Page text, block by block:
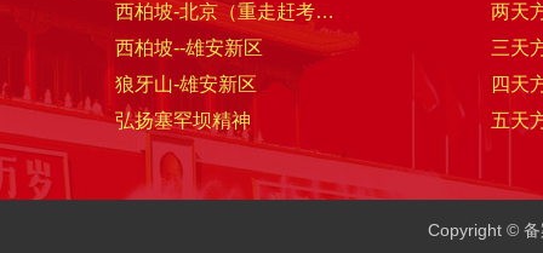
西柏坡-北京（重走赶考路）
西柏坡--雄安新区
狼牙山-雄安新区
弘扬塞罕坝精神
两天
三天
四天
五天
Copyright ©